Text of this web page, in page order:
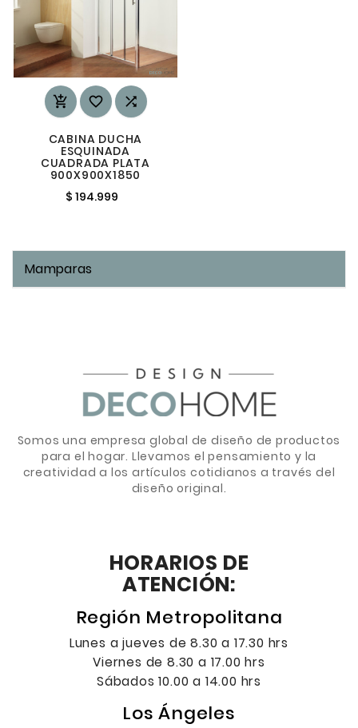
  
CABINA DUCHA
ESQUINADA
CUADRADA PLATA
900X900X1850
$ 194.999
Mamparas
Somos una empresa global de diseño de productos
para el hogar. Llevamos el pensamiento y la
creatividad a los artículos cotidianos a través del
diseño original.
HORARIOS DE
ATENCIÓN:
Región Metropolitana
Lunes a jueves de 8.30 a 17.30 hrs
Viernes de 8.30 a 17.00 hrs
Sábados 10.00 a 14.00 hrs
Los Ángeles